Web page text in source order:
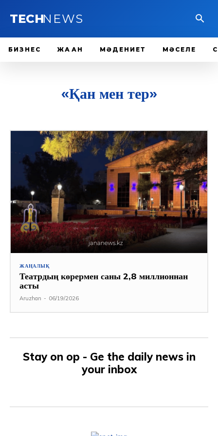
TECHNEWS
БИЗНЕС ЖАҺАН МӘДЕНИЕТ МӘСЕЛЕ
«Қан мен тер»
ЖАҢАЛЫҚ
Театрдың көрермен саны 2,8 миллионнан
асты
Aruzhan - 06/19/2026
Stay on op - Ge the daily news in
your inbox